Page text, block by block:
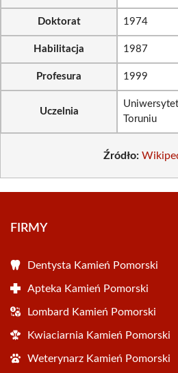
Doktorat 1974
Habilitacja 1987
Profesura 1999
Uczelnia
Toruniu
Źródło:
FIRMY
Dentysta Kamień Pomorski
Apteka Kamień Pomorski
Lombard Kamień Pomorski
Kwiaciarnia Kamień Pomorski
Weterynarz Kamień Pomorski